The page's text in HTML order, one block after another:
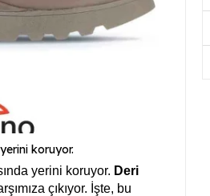
koruyor.
yerini koruyor. Deri
çıkıyor. İşte, bu